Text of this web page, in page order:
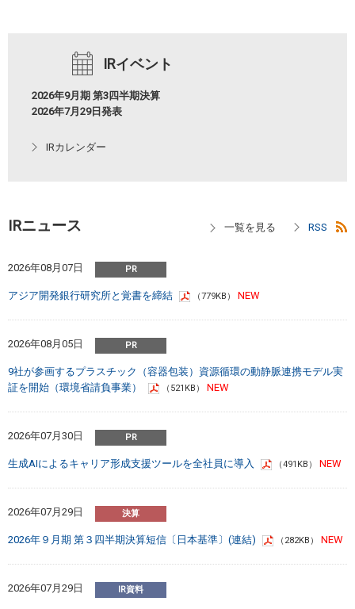
IRイベント
2026年9月期 第3四半期決算
2026年7月29日発表
IRカレンダー
IRニュース
2026年08月07日
アジア開発銀行研究所と覚書を締結 （779KB）
2026年08月05日
9社が参画するプラスチック（容器包装）資源循環の動静脈連携モデル実
証を開始（環境省請負事業）
（521KB）
2026年07月30日
生成AIによるキャリア形成支援ツールを全社員に導入 （491KB）
2026年07月29日
2026年９月期 第３四半期決算短信〔日本基準〕(連結) （282KB）
2026年07月29日